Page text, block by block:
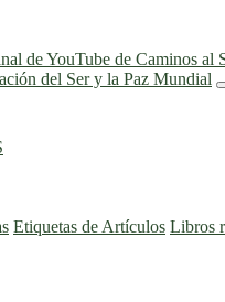
Etiquetas de Artículos Libros